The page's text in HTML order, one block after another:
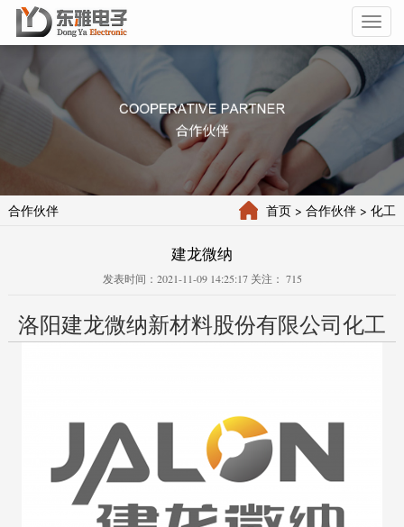
合作伙伴 首页 > 合作伙伴 > 化工
建龙微纳
发表时间：2021-11-09 14:25:17 关注： 715
洛阳建龙微纳新材料股份有限公司化工